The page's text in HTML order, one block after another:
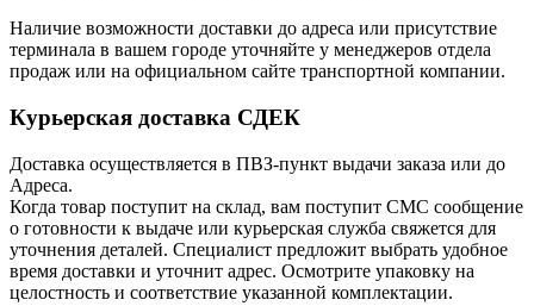
Наличие возможности доставки до адреса или присутствие
терминала в вашем городе уточняйте у менеджеров отдела
продаж или на официальном сайте транспортной компании.
Курьерская доставка СДЕК
Доставка осуществляется в ПВЗ-пункт выдачи заказа или до
Адреса.
Когда товар поступит на склад, вам поступит СМС сообщение
о готовности к выдаче или курьерская служба свяжется для
уточнения деталей. Специалист предложит выбрать удобное
время доставки и уточнит адрес. Осмотрите упаковку на
целостность и соответствие указанной комплектации.